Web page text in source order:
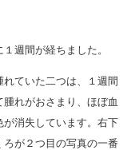
１週間が経ちました。
れていた二つは、１週間
腫れがおさまり、ほぼ血
が消失しています。右下
ろが２つ目の写真の一番